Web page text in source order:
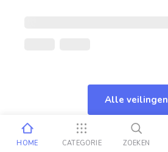
Alle veilingen
HOME CATEGORIE ZOEKEN